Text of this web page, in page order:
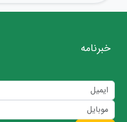
خبرنامه